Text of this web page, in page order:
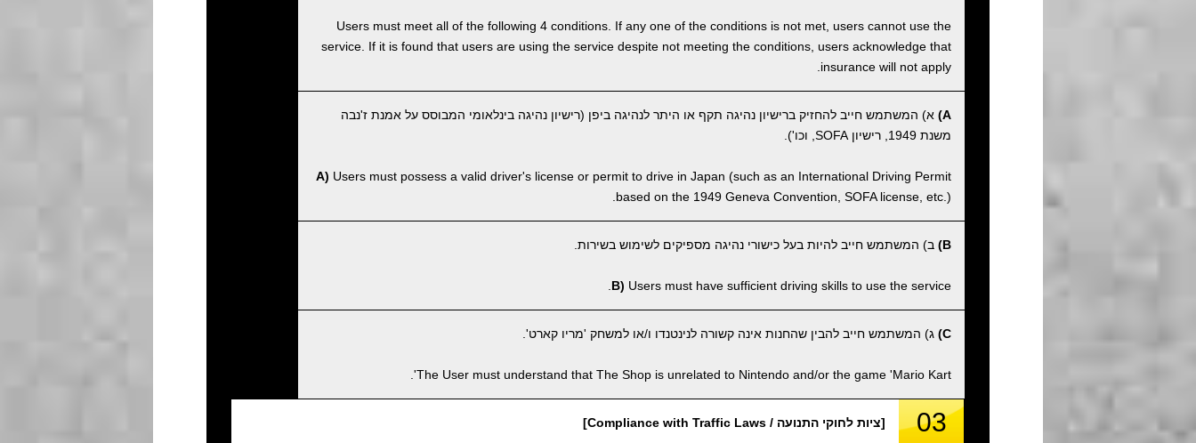
Users must meet all of the following 4 conditions. If any one of the conditions is not met, users cannot use the
service. If it is found that users are using the service despite not meeting the conditions, users acknowledge that
insurance will not apply.
A) א) המשתמש חייב להחזיק ברישיון נהיגה תקף או היתר לנהיגה ביפן (רישיון נהיגה בינלאומי המבוסס על אמנת ז'נבה
משנת 1949, רישיון SOFA, וכו').
A) Users must possess a valid driver's license or permit to drive in Japan (such as an International Driving Permit
based on the 1949 Geneva Convention, SOFA license, etc.).
B) ב) המשתמש חייב להיות בעל כישורי נהיגה מספיקים לשימוש בשירות.
B) Users must have sufficient driving skills to use the service.
C) ג) המשתמש חייב להבין שהחנות אינה קשורה לנינטנדו ו/או למשחק 'מריו קארט'.
The User must understand that The Shop is unrelated to Nintendo and/or the game 'Mario Kart'.
03 [ציות לחוקי התנועה / Compliance with Traffic Laws]